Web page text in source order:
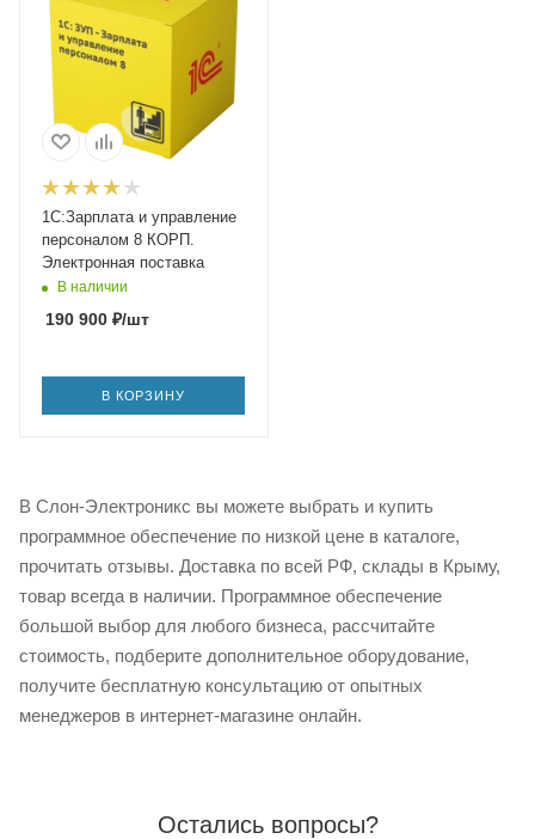
1С:Зарплата и управление
персоналом 8 КОРП.
Электронная поставка
В наличии
190 900 ₽/шт
В КОРЗИНУ
В Слон-Электроникс вы можете выбрать и купить
программное обеспечение по низкой цене в каталоге,
прочитать отзывы. Доставка по всей РФ, склады в Крыму,
товар всегда в наличии. Программное обеспечение
большой выбор для любого бизнеса, рассчитайте
стоимость, подберите дополнительное оборудование,
получите бесплатную консультацию от опытных
менеджеров в интернет-магазине онлайн.
Остались вопросы?